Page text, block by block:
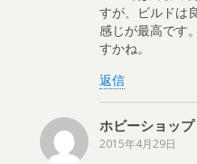
すが、ビルドは
感じが最高です
すかね。
返信
ホビーショッ
2015年4月29日